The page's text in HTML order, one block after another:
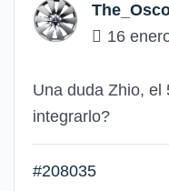
16
Una duda Zhio, el
integrarlo?
#208035